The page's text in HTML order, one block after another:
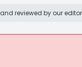
reviewed by our